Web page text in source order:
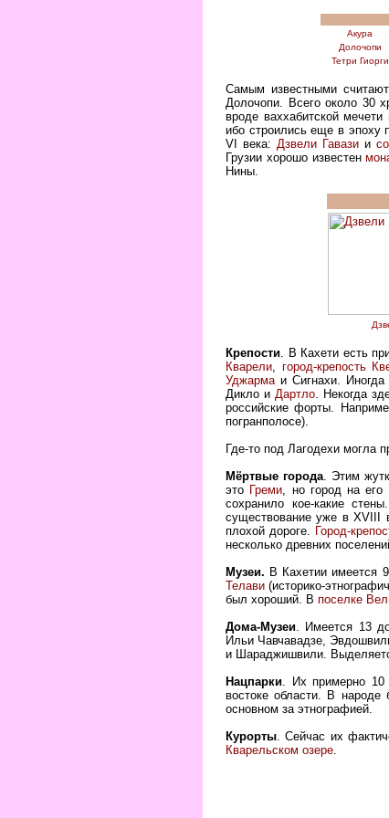
Акура
Долочопи
Тетри Гиорги
Самым известными
Долочопи. Всего около 30
вроде ваххабитской
ибо строились еще в эпоху
VI века: Дзвели Гавази и
Грузии хорошо известен
Нины.
Крепости. В Кахети есть
Кварели, город-крепость
Уджармаи Сигнахи. Иногда
Дикло иДартло. Некогда
российские форты.
погранполосе).
Где-то под Лагодехи могла
Мёртвые города. Этим
это Греми, но город на его
сохранило кое-какие
существование уже в XVIII
плохой дороге. Город-
несколько древних
Музеи. В Кахетии имеется
Телави (историко-
был хороший. В поселке
Дома-Музеи. Имеется 13
Ильи Чавчавадзе,
и Шараджишвили.
Нацпарки. Их примерно 10
востоке области. В народе
основном за этнографией.
Курорты. Сейчас их
Кварельском озере.